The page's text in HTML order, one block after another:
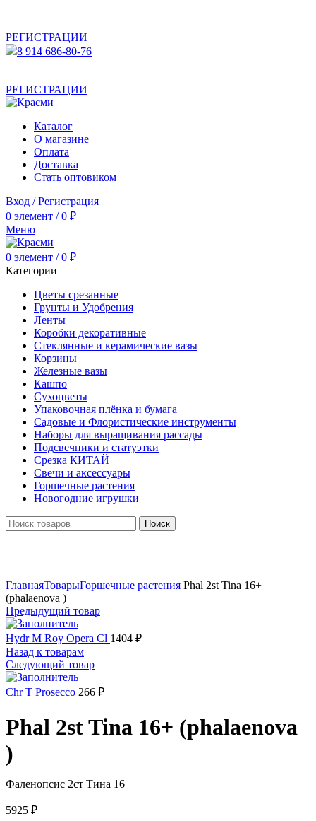
РЕГИСТРАЦИИ
8 914 686-80-76
РЕГИСТРАЦИИ
Каталог
О магазине
Оплата
Доставка
Стать оптовиком
Вход / Регистрация
0 элемент / 0 ₽
Меню
0 элемент / 0 ₽
Категории
Цветы срезанные
Грунты и Удобрения
Ленты
Коробки декоративные
Стеклянные и керамические вазы
Корзины
Железные вазы
Кашпо
Сухоцветы
Упаковочная плёнка и бумага
Садовые и Флористические инструменты
Наборы для выращивания рассады
Подсвечники и статуэтки
Срезка КИТАЙ
Свечи и аксессуары
Горшечные растения
Новогодние игрушки
Поиск
ГлавнаяТоварыГоршечные растения Phal 2st Tina 16+
(phalaenova )
Предыдущий товар
Hydr M Roy Opera Cl 1404 ₽
Назад к товарам
Следующий товар
Chr T Prosecco 266 ₽
Phal 2st Tina 16+ (phalaenova
)
Фаленопсис 2ст Тина 16+
5925 ₽